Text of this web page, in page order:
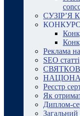
СУЗІР’Я
Реклама
SEO статті
Реєстр
Як
Диплом-
Загальний